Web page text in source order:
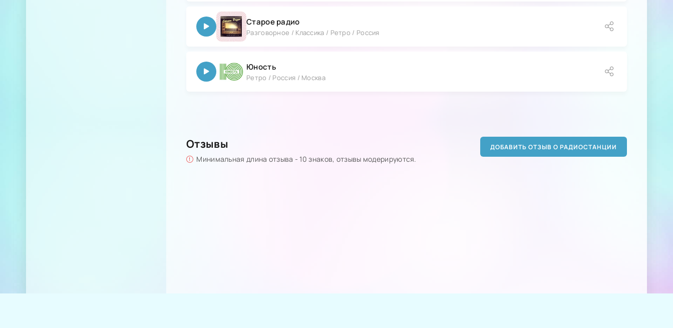
Старое радио
Разговорное / Классика / Ретро / Россия
Юность
Ретро / Россия / Москва
Отзывы
Минимальная длина отзыва - 10 знаков, отзывы модерируются.
ДОБАВИТЬ ОТЗЫВ О РАДИОСТАНЦИИ